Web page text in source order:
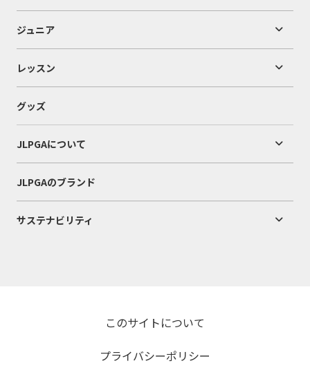
ジュニア
レッスン
グッズ
JLPGAについて
JLPGAのブランド
サステナビリティ
このサイトについて
プライバシーポリシー